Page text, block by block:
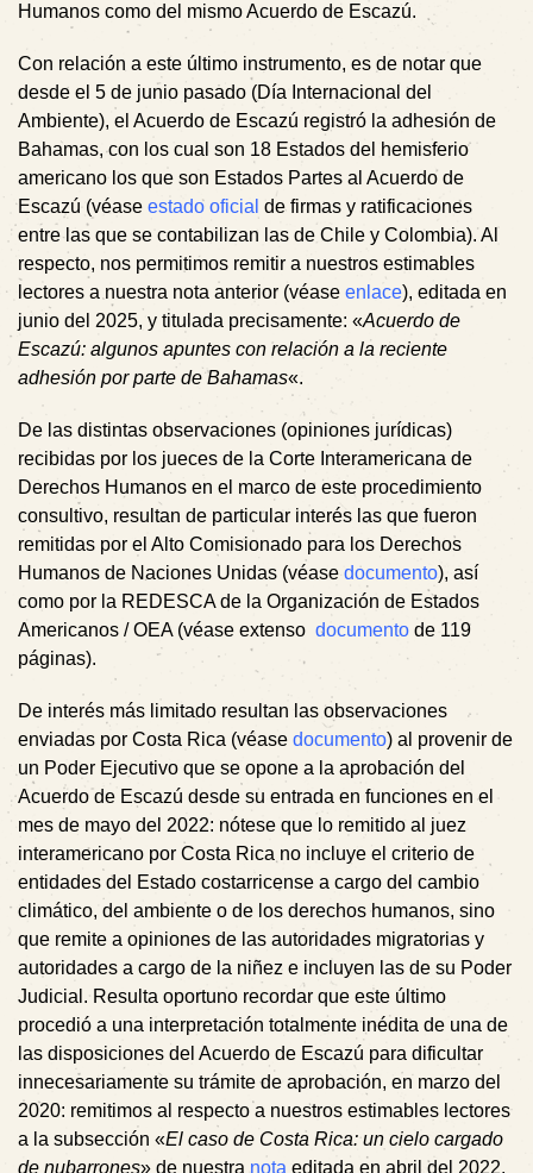
Humanos como del mismo Acuerdo de Escazú.
Con relación a este último instrumento, es de notar que
desde el 5 de junio pasado (Día Internacional del
Ambiente), el Acuerdo de Escazú registró la adhesión de
Bahamas, con los cual son 18 Estados del hemisferio
americano los que son Estados Partes al Acuerdo de
Escazú (véase estado oficial de firmas y ratificaciones
entre las que se contabilizan las de Chile y Colombia). Al
respecto, nos permitimos remitir a nuestros estimables
lectores a nuestra nota anterior (véase enlace), editada en
junio del 2025, y titulada precisamente: «Acuerdo de
Escazú: algunos apuntes con relación a la reciente
adhesión por parte de Bahamas«.
De las distintas observaciones (opiniones jurídicas)
recibidas por los jueces de la Corte Interamericana de
Derechos Humanos en el marco de este procedimiento
consultivo, resultan de particular interés las que fueron
remitidas por el Alto Comisionado para los Derechos
Humanos de Naciones Unidas (véase documento), así
como por la REDESCA de la Organización de Estados
Americanos / OEA (véase extenso documento de 119
páginas).
De interés más limitado resultan las observaciones
enviadas por Costa Rica (véase documento) al provenir de
un Poder Ejecutivo que se opone a la aprobación del
Acuerdo de Escazú desde su entrada en funciones en el
mes de mayo del 2022: nótese que lo remitido al juez
interamericano por Costa Rica no incluye el criterio de
entidades del Estado costarricense a cargo del cambio
climático, del ambiente o de los derechos humanos, sino
que remite a opiniones de las autoridades migratorias y
autoridades a cargo de la niñez e incluyen las de su Poder
Judicial. Resulta oportuno recordar que este último
procedió a una interpretación totalmente inédita de una de
las disposiciones del Acuerdo de Escazú para dificultar
innecesariamente su trámite de aprobación, en marzo del
2020: remitimos al respecto a nuestros estimables lectores
a la subsección «El caso de Costa Rica: un cielo cargado
de nubarrones» de nuestra nota editada en abril del 2022,